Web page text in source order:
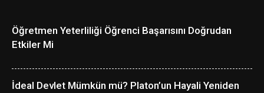
Öğretmen Yeterliliği Öğrenci Başarısını Doğrudan
Etkiler Mi
İdeal Devlet Mümkün mü? Platon’un Hayali Yeniden